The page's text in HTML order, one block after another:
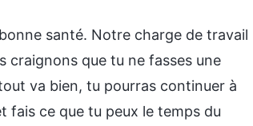
santé. Notre charge de travail
craignons que tu ne fasses une
va bien, tu pourras continuer à
fais ce que tu peux le temps du